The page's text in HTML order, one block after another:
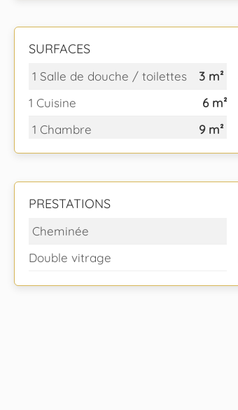
SURFACES
1 Salle de douche / toilettes
3 m²
1 Cuisine
6 m²
1 Chambre
9 m²
PRESTATIONS
Cheminée
Double vitrage